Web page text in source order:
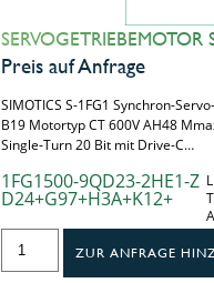
SERVOGETRIEBEMOTOR
Preis auf Anfrage
SIMOTICS S-1FG1 Synchron-
B19 Motortyp CT 600V AH48
Single-Turn 20 Bit mit Drive-C…
1FG1500-9QD23-2HE1-Z
D24+G97+H3A+K12+
ZUR ANFRAGE